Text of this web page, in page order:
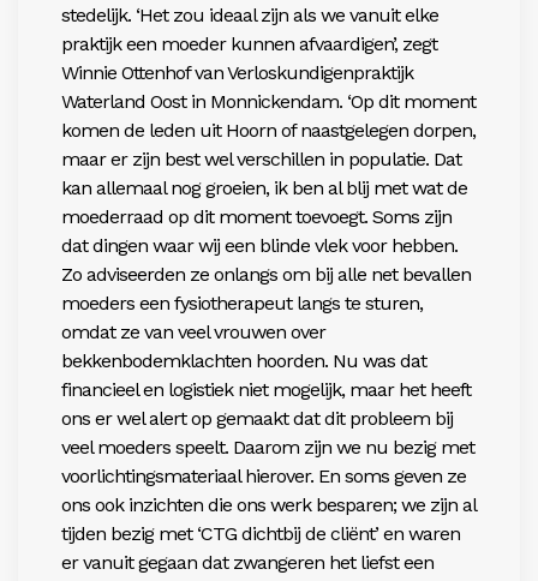
stedelijk. ‘Het zou ideaal zijn als we vanuit elke
praktijk een moeder kunnen afvaardigen’, zegt
Winnie Ottenhof van Verloskundigenpraktijk
Waterland Oost in Monnickendam. ‘Op dit moment
komen de leden uit Hoorn of naastgelegen dorpen,
maar er zijn best wel verschillen in populatie. Dat
kan allemaal nog groeien, ik ben al blij met wat de
moederraad op dit moment toevoegt. Soms zijn
dat dingen waar wij een blinde vlek voor hebben.
Zo adviseerden ze onlangs om bij alle net bevallen
moeders een fysiotherapeut langs te sturen,
omdat ze van veel vrouwen over
bekkenbodemklachten hoorden. Nu was dat
financieel en logistiek niet mogelijk, maar het heeft
ons er wel alert op gemaakt dat dit probleem bij
veel moeders speelt. Daarom zijn we nu bezig met
voorlichtingsmateriaal hierover. En soms geven ze
ons ook inzichten die ons werk besparen; we zijn al
tijden bezig met ‘CTG dichtbij de cliënt’ en waren
er vanuit gegaan dat zwangeren het liefst een